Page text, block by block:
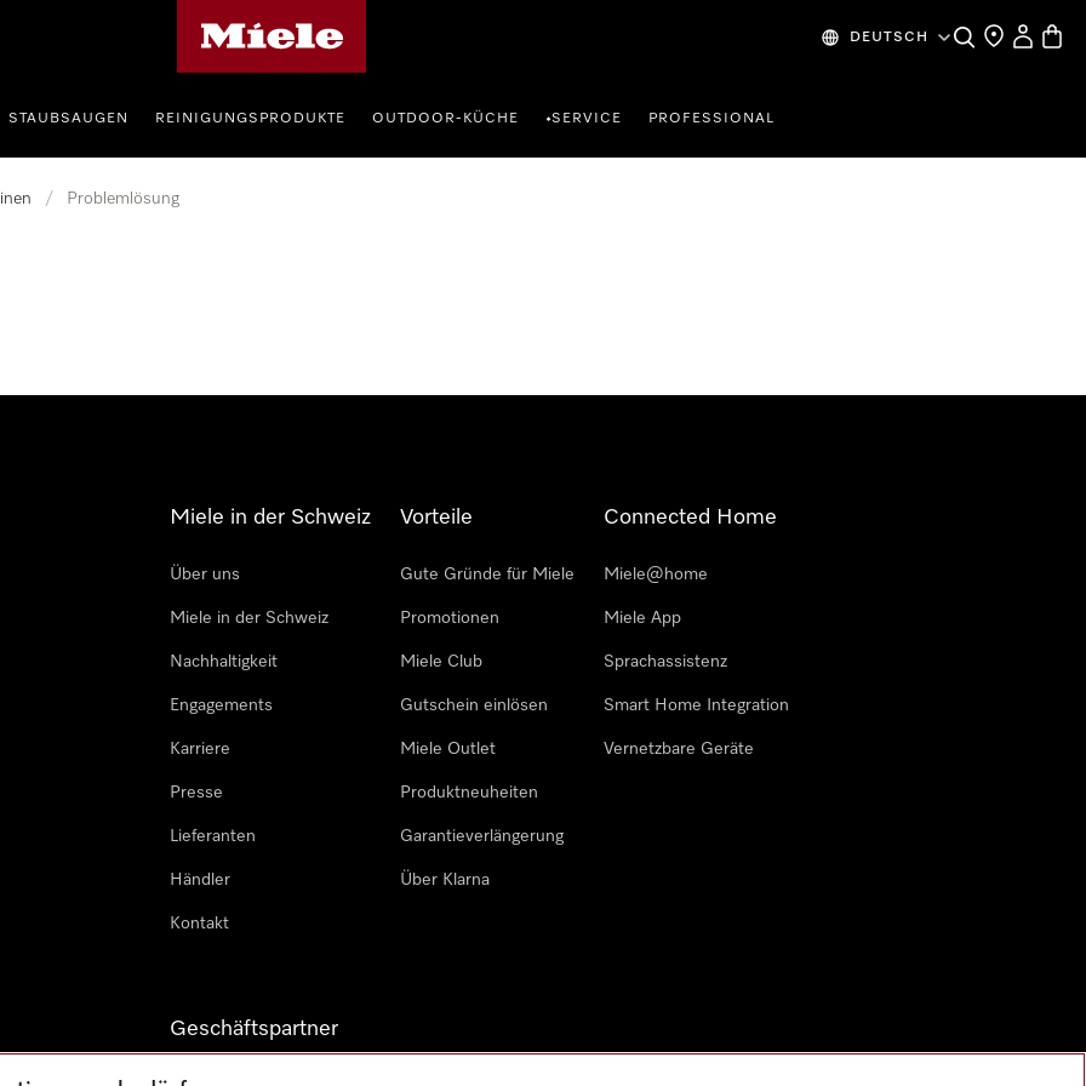
DEUTSCH SucheHändlersuche
Mein
STAUBSAUGEN REINIGUNGSPRODUKTE OUTDOOR-KÜCHE •SERVICE PROFESSIONAL
/ Problemlösung
Miele in der Schweiz
Über uns
Miele in der Schweiz
Nachhaltigkeit
Engagements
Karriere
Presse
Lieferanten
Händler
Kontakt
Vorteile
Gute Gründe für Miele
Promotionen
Miele Club
Gutschein einlösen
Miele Outlet
Produktneuheiten
Garantieverlängerung
Über Klarna
Connected Home
Miele@home
Miele App
Sprachassistenz
Smart Home Integration
Vernetzbare Geräte
Geschäftspartner